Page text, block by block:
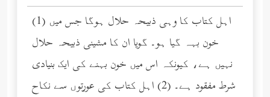
(1) اہل کتاب کا وہی ذبیحہ حلال ہوگا جس میں
خون بہہ گیا ہو۔ گویا ان کا مشینی ذبیحہ حلال
نہیں ہے، کیونکہ اس میں خون بہنے کی ایک بنیادی
شرط مفقود ہے۔ (2) اہل کتاب کی عورتوں سے نکاح